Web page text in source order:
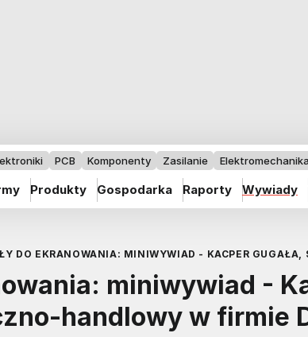
PCB Komponenty Zasilanie Elektromechanika
Produkty Gospodarka Raporty Wywiady
DO EKRANOWANIA: MINIWYWIAD - KACPER
miniwywiad -
handlowy w firmie